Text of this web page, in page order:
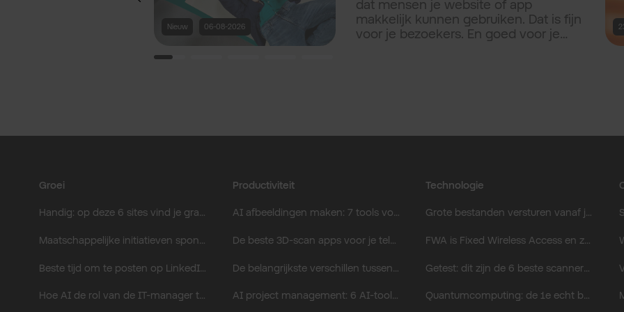
dat is en hoe dat
Nieuw 06-08-2026
dat mensen je website of app
makkelijk kunnen gebruiken. Dat is fijn
voor je bezoekers. En goed voor je
Groei
Handig: op deze 6 sites vind je gratis en rechtenvrije stockfoto’s.
Maatschappelijke initiatieven sponsoren: zo pak je het aan.
Beste tijd om te posten op LinkedIn: zo krijg je meer bereik.
Hoe AI de rol van de IT-manager transformeert tot innovator.
Productiviteit
AI afbeeldingen maken: 7 tools voor de perfecte AI foto.
De beste 3D-scan apps voor je telefoon.
De belangrijkste verschillen tussen Gemini en ChatGPT.
AI project management: 6 AI-tools om je werkdag makkelijker te maken.
Technologie
Grote bestanden versturen vanaf je telefoon doe je met deze apps.
FWA is Fixed Wireless Access en zo werkt het voor je bedrijf.
Getest: dit zijn de 6 beste scanner-apps voor iOS en Android.
Quantumcomputing: de 1e echt bruikbare quantumcomputer komt eraan.